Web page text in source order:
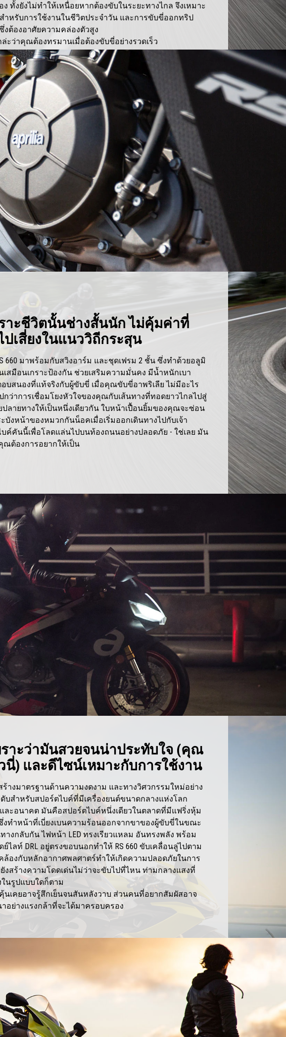
ทั้งยังไม่ทำให้เหนื่อยหากต้องขับในระยะทางไกล จึงเหมาะ
สำหรับการใช้งานในชีวิตประจำวัน และการขับขี่ออกทริป
งต้องอาศัยความคล่องตัวสูง
ะว่าคุณต้องทรมานเมื่อต้องขับขี่อย่างรวดเร็ว
าะชีวิตนั้นช่างสั้นนัก ไม่คุ้มค่าที่
ปเสี่ยงในแนววิถีกระสุน
660 มาพร้อมกับสวิงอาร์ม และชุดเฟรม 2 ชั้น ซึ่งทำด้วยอลูมิ
เสมือนเกราะป้องกัน ช่วยเสริมความมั่นคง มีน้ำหนักเบา
บสนองที่แท้จริงกับผู้ขับขี่ เมื่อคุณขับขี่อาพริเลีย ไม่มีอะไร
กว่าการเชื่อมโยงหัวใจของคุณกับเส้นทางที่ทอดยาวไกลไปสู่
ปลายทางให้เป็นหนึ่งเดียวกัน ใบหน้าเปื้อนยิ้มของคุณจะซ่อน
บังหน้าของหมวกกันน็อคเมื่อเริ่มออกเดินทางไปกับเจ้า
บค์คันนี้เพื่อโลดแล่นไปบนท้องถนนอย่างปลอดภัย - ใช่เลย มัน
ณต้องการอยากให้เป็น
ราะว่ามันสวยจนน่าประทับใจ (คุณ
นี่) และดีไซน์เหมาะกับการใช้งาน
สร้างมาตรฐานด้านความงดงาม และทางวิศวกรรมใหม่อย่าง
ดับสำหรับสปอร์ตไบค์ที่มีเครื่องยนต์ขนาดกลางแห่งโลก
ละอนาคต มันคือสปอร์ตไบค์หนึ่งเดียวในตลาดที่มีแฟริ่งหุ้ม
งทำหน้าที่เบี่ยงเบนความร้อนออกจากขาของผู้ขับขี่ในขณะ
างกลับกัน ไฟหน้า LED ทรงเรียวแหลม อันทรงพลัง พร้อม
ย์ไลท์ DRL อยู่ตรงขอบนอกทำให้ RS 660 ขับเคลื่อนลู่ไปตาม
ล้องกับหลักอากาศพลศาตร์ทำให้เกิดความปลอดภัยในการ
งสร้างความโดดเด่นไม่ว่าจะขับไปที่ไหน ท่ามกลางแสงที่
นรูปแบบใดก็ตาม
นเคยอาจรู้สึกเย็นจนสันหลังวาบ ส่วนคนที่อยากสัมผัสอาจ
อย่างแรงกล้าที่จะได้มาครอบครอง